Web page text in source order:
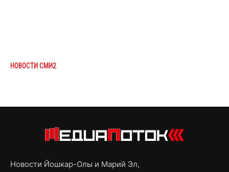
НОВОСТИ СМИ2
Новости Йошкар-Олы и Марий Эл,